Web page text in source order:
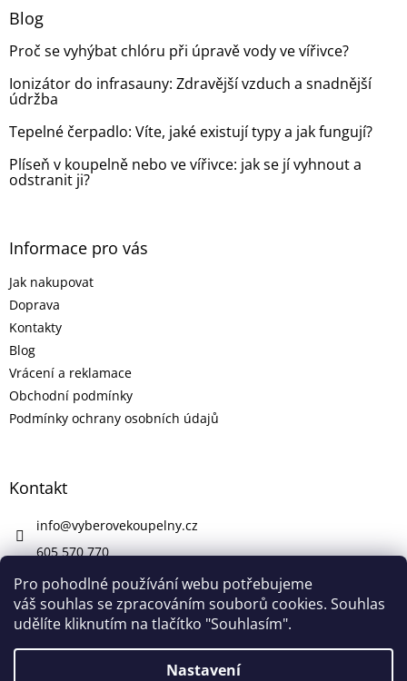
Pro pohodlné používání webu potřebujeme
váš souhlas se zpracováním souborů cookies. Souhlas
udělíte kliknutím na tlačítko "Souhlasím".
Nastavení
Blog
Proč se vyhýbat chlóru při úpravě vody ve vířivce?
Ionizátor do infrasauny: Zdravější vzduch a snadnější
údržba
Tepelné čerpadlo: Víte, jaké existují typy a jak fungují?
Plíseň v koupelně nebo ve vířivce: jak se jí vyhnout a
odstranit ji?
Informace pro vás
Jak nakupovat
Doprava
Kontakty
Blog
Vrácení a reklamace
Obchodní podmínky
Podmínky ochrany osobních údajů
Kontakt
info@vyberovekoupelny.cz
605 570 770
https://www.facebook.com/vyberovekoupelny/